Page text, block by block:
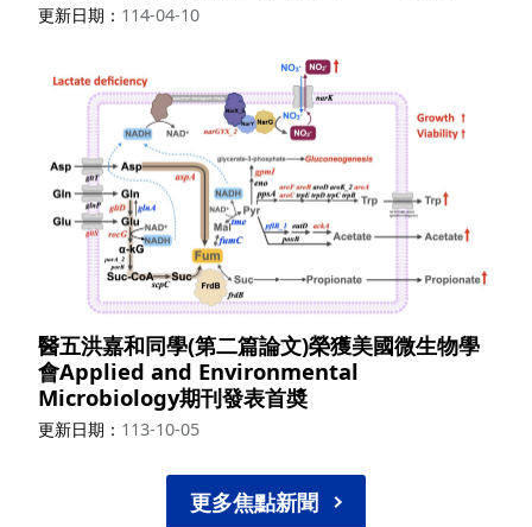
更新日期 114-04-10
醫五洪嘉和同學(第二篇論文)榮獲美國微生物學
會Applied and Environmental
Microbiology期刊發表首奬
更新日期 113-10-05
更多焦點新聞